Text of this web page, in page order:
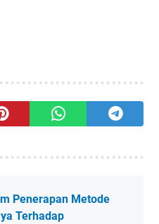
Penerapan Metode
Terhadap